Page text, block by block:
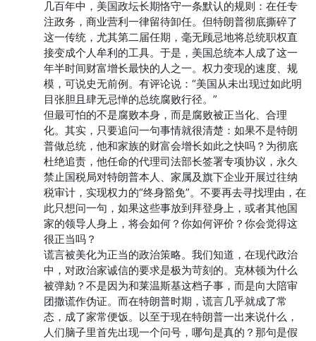
几百年中，美国政坛长期恪守一条默认的规则：在任专
注政务，商业营利一律留待卸任。但特朗普彻底撕碎了
这一传统，尤其第二届任期，毫无顾忌地将总统职权直
接变成个人牟利的工具。于是，美国总统本人成了这一
年半时间财富增长最快的人之一。权力变现的速度、规
模，可说史无前例。有评论说：“美国从未出现过如此明
目张胆且肆无忌惮的总统腐败行径。”
但最可怕的不是腐败本身，而是腐败被正当化、合理
化。其实，只要追问一句事情就很清楚：如果不是特朗
普做总统，他和家族的财富会增长如此之快吗？为彻底
杜绝追责，他任命的代理司法部长签署专项协议，永久
禁止国税局对特朗普本人、家属及旗下企业开展过往纳
税审计，实现权力的“终身豁免”。不要再去寻找理由，在
此只想问一句，如果这些事放到拜登身上，或者其他国
家的领导人身上，将会如何？你如何评价？你会觉得这
很正当吗？
谎言被美化为正当的政治策略。我们知道，在现代政治
中，对政治家诚信的要求是极为苛刻的。克林顿为什么
被弹劾？不是因为和莱温斯基这档子事，而是向大陪审
团撒谎作伪证。而在特朗普时期，谎言几乎就成了常
态，成了家常便饭。以至于现在特朗普一出来说什么，
人们脑子里首先出现一个问号，哪句是真的？那句是假